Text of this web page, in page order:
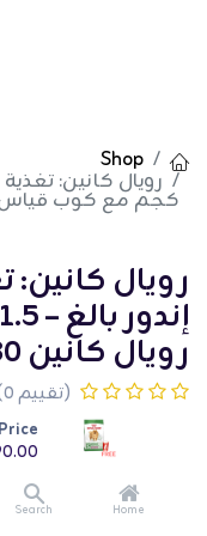
Home
Search
Shop
كجم مع كوب قياس رويال
رويال
رويال كانين 480 مل مجاني
(تقييم 0)